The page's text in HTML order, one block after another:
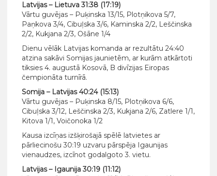
Latvijas – Lietuva 31:38 (17:19)
Vārtu guvējas – Puķinska 13/15, Plotņikova 5/7,
Paņkova 3/4, Cibuļska 3/6, Kaminska 2/2, Leščinska
2/2, Kukjana 2/3, Ošāne 1/4
Dienu vēlāk Latvijas komanda ar rezultātu 24:40
atzina sakāvi Somijas jaunietēm, ar kurām atkārtoti
tiksies 4. augustā Kosovā, B divīzijas Eiropas
čempionāta turnīrā.
Somija – Latvijas 40:24 (15:13)
Vārtu guvējas – Puķinska 8/15, Plotņikova 6/6,
Cibuļska 3/12, Leščinska 2/3, Kukjana 2/6, Zatlere 1/1,
Kitova 1/1, Voičonoka 1/2
Kausa izcīņas izšķirošajā spēlē latvietes ar
pārliecinošu 30:19 uzvaru pārspēja Igaunijas
vienaudzes, izcīnot godalgoto 3. vietu.
Latvijas – Igaunija 30:19 (11:12)